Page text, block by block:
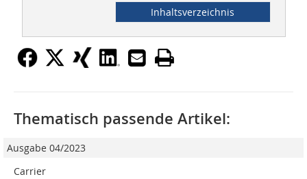
Inhaltsverzeichnis
Thematisch passende Artikel:
Ausgabe 04/2023
Carrier